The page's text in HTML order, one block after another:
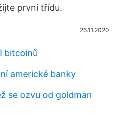
první třídu.
26.11.2020
bitcoinů
americké banky
se ozvu od goldman